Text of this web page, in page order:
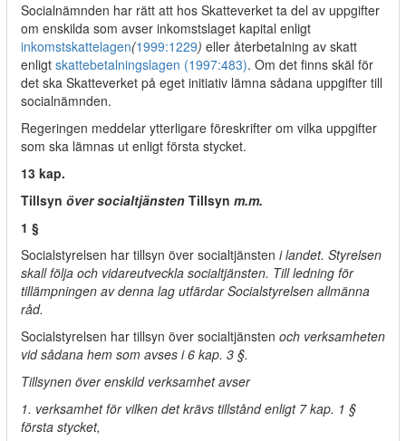
Socialnämnden har rätt att hos Skatteverket ta del av uppgifter
om enskilda som avser inkomstslaget kapital enligt
inkomstskattelagen(1999:1229) eller återbetalning av skatt
enligt skattebetalningslagen (1997:483). Om det finns skäl för
det ska Skatteverket på eget initiativ lämna sådana uppgifter till
socialnämnden.
Regeringen meddelar ytterligare föreskrifter om vilka uppgifter
som ska lämnas ut enligt första stycket.
13 kap.
Tillsyn över socialtjänsten Tillsyn m.m.
1 §
Socialstyrelsen har tillsyn över socialtjänsten i landet. Styrelsen
skall följa och vidareutveckla socialtjänsten. Till ledning för
tillämpningen av denna lag utfärdar Socialstyrelsen allmänna
råd.
Socialstyrelsen har tillsyn över socialtjänsten och verksamheten
vid sådana hem som avses i 6 kap. 3 §.
Tillsynen över enskild verksamhet avser
1. verksamhet för vilken det krävs tillstånd enligt 7 kap. 1 §
första stycket,